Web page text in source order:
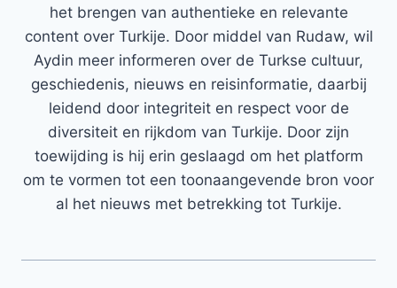
het brengen van authentieke en relevante
content over Turkije. Door middel van Rudaw, wil
Aydin meer informeren over de Turkse cultuur,
geschiedenis, nieuws en reisinformatie, daarbij
leidend door integriteit en respect voor de
diversiteit en rijkdom van Turkije. Door zijn
toewijding is hij erin geslaagd om het platform
om te vormen tot een toonaangevende bron voor
al het nieuws met betrekking tot Turkije.